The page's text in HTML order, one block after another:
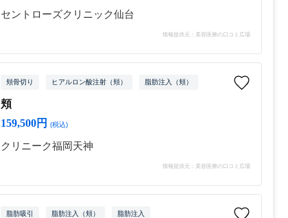
セントローズクリニック仙台
情報提供元：美容医療の口コミ広場
頬骨切り ヒアルロン酸注射（頬） 脂肪注入（頬）
頬
159,500円
(税込)
クリニーク福岡天神
情報提供元：美容医療の口コミ広場
脂肪吸引 脂肪注入（頬） 脂肪注入